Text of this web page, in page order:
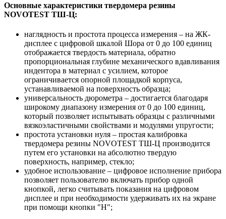
Основные характеристики твердомера резины
NOVOTEST ТШ-Ц:
наглядность и простота процесса измерения – на ЖК-
дисплее с цифровой шкалой Шора от 0 до 100 единиц
отображается твердость материала, обратно
пропорциональная глубине механического вдавливания
индентора в материал с усилием, которое
ограничивается опорной площадкой корпуса,
устанавливаемой на поверхность образца;
универсальность дюрометра – достигается благодаря
широкому диапазону измерения от 0 до 100 единиц,
который позволяет испытывать образцы с различными
вязкоэластичными свойствами и модулями упругости;
простота установки нуля – простая калибровка
твердомера резины NOVOTEST ТШ-Ц производится
путем его установки на абсолютно твердую
поверхность, например, стекло;
удобное использование – цифровое исполнение прибора
позволяет пользователю включать прибор одной
кнопкой, легко считывать показания на цифровом
дисплее и при необходимости удерживать их на экране
при помощи кнопки "Н";